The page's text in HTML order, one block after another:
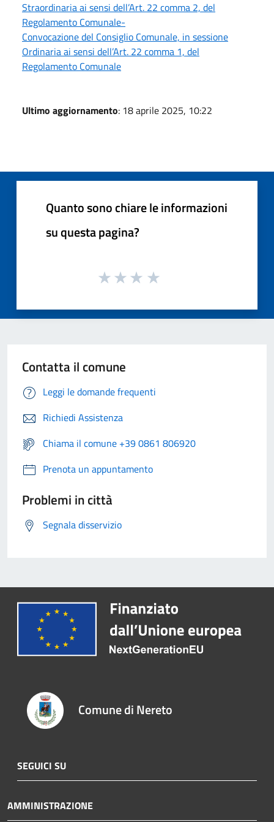
Straordinaria ai sensi dell’Art. 22 comma 2, del
Regolamento Comunale-
Convocazione del Consiglio Comunale, in sessione
Ordinaria ai sensi dell’Art. 22 comma 1, del
Regolamento Comunale
Ultimo aggiornamento: 18 aprile 2025, 10:22
Quanto sono chiare le informazioni
su questa pagina?
Contatta il comune
Leggi le domande frequenti
Richiedi Assistenza
Chiama il comune +39 0861 806920
Prenota un appuntamento
Problemi in città
Segnala disservizio
Comune di Nereto
SEGUICI SU
AMMINISTRAZIONE